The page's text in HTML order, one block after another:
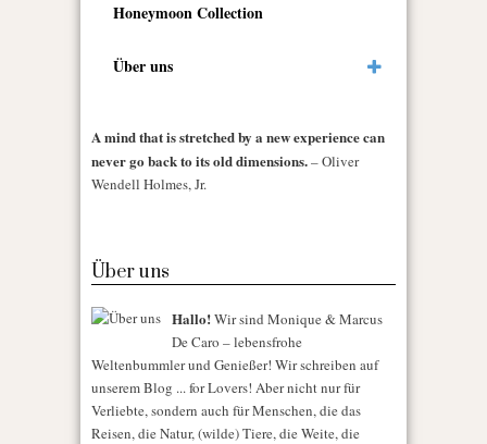
Honeymoon Collection
Über uns
A mind that is stretched by a new experience can
never go back to its old dimensions.– Oliver
Wendell Holmes, Jr.
Über uns
Hallo!Wir sind Monique & Marcus
De Caro – lebensfrohe
Weltenbummler und Genießer! Wir schreiben auf
unserem Blog ... for Lovers! Aber nicht nur für
Verliebte, sondern auch für Menschen, die das
Reisen, die Natur, (wilde) Tiere, die Weite, die